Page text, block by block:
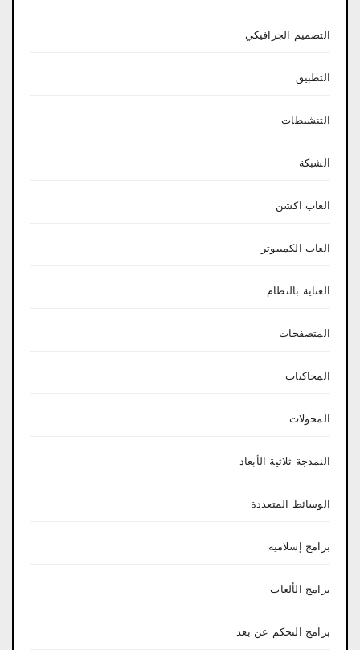
التصميم الجرافيكي
التطبيق
التنشيطات
الشبكة
العاب اكشن
العاب الكمبيوتر
العناية بالنظام
المتصفحات
المحاكيات
المحولات
النمذجة ثلاثية الأبعاد
الوسائط المتعددة
برامج إسلامية
برامج الألعاب
برامج التحكم عن بعد